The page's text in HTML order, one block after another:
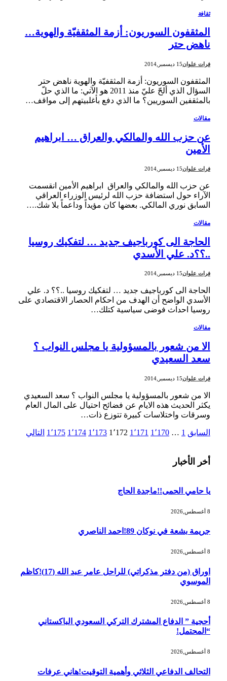
ثقافة
المثقفون السوريون: أزمة المثقفيّة والهوية…
ناهض حتر
فرات علوان15 ديسمبر,2014
المثقفون السوريون: أزمة المثقفيّة والهوية ناهض حتر
السؤال الذي ألحّ عليّ منذ 2011 هو الآتي: ما الذي حلّ
بالمثقفين السوريين؟ ما الذي دفع بأغلبيتهم إلى مواقف…
مقالات
عن حزب الله والمالكي والعراق … ابراهيم
الأمين
فرات علوان15 ديسمبر,2014
عن حزب الله والمالكي والعراق ابراهيم الأمين انقسمت
الآراء حول استضافة حزب الله لرئيس الوزراء العراقي
السابق نوري المالكي. بعضها كان مؤيداً وداعماً بلا شك.…
مقالات
الحاجة الى كورباجيف جديد … لتفكيك روسيا
..؟؟د. علي الأسدي
فرات علوان 15 ديسمبر,2014
الحاجة الى كورباجيف جديد … لتفكيك روسيا ..؟؟ د. علي
الأسدي الواضح أن الهدف من احكام الحصار الاقتصادي على
روسيا احداث فوضى سياسية كتلك…
مقالات
الا من شعور بالمسؤولية يا مجلس النواب ؟
سعد السعيدي
فرات علوان15 ديسمبر,2014
الا من شعور بالمسؤولية يا مجلس النواب ؟ سعد السعيدي
يكثر الحديث هذه الايام عن فضائح احتيال على المال العام
وسرقات واختلاسات كبيرة تتوزع ذات…
السابق 1
… 1٬170 1٬171 1٬172 1٬173 1٬174 1٬175 التالي
أخر الأخبار
يا حامي الحمى!!ماجدة الحاج
جريمة بشعة في نوكان 89!احمد الناصري
اوراق (من دفتر مذكراتي) للراحل عامر عبد الله (17)!كاظم
الموسوي
أحجية ” الدفاع المشترك التركي السعودي الباكستاني
“المحتمل!
التحالف الدفاعي الثلاثي وأهمية التوقيت!هاني عرفات